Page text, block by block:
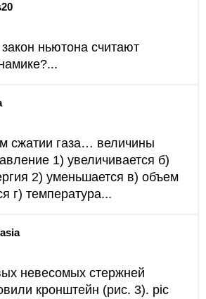
ньютона считают
сжатии газа… величины
1) увеличивается б)
2) уменьшается в) объем
г) температура...
невесомых стержней
кронштейн (рис. 3). pic